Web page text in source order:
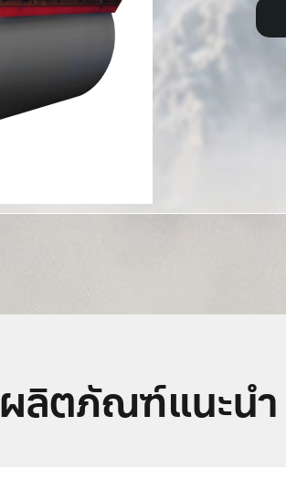
ผลิตภัณฑ์แนะนำ